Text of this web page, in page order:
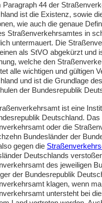
Paragraph 44 der
ist die Existenz, sowie
wie auch die genaue
Straßenverkehrsamtes in
untermauert. Die
als StVO abgekürzt und
welche den
alle wichtigen und gültigen
und ist die Grundlage
der Bundesrepublik
ist eine
Deutschland.
oder die
Bundesländer der
gegen die
Deutschlands
des jeweiligen
der Bundesrepublik
klagen, wenn
untersteht bei